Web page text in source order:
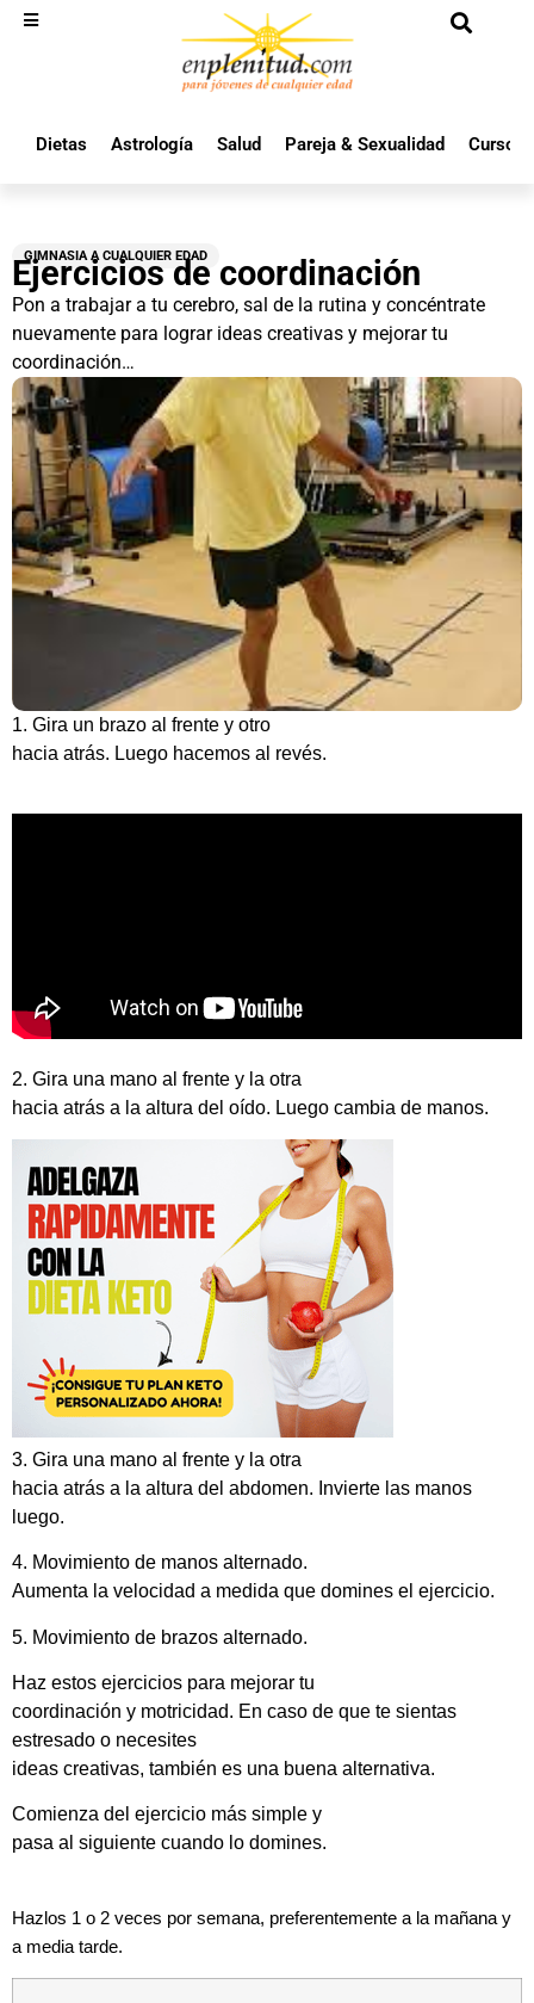
Dietas Astrología Salud Pareja & Sexualidad Cursos
GIMNASIA A CUALQUIER EDAD
Ejercicios de coordinación
Pon a trabajar a tu cerebro, sal de la rutina y concéntrate
nuevamente para lograr ideas creativas y mejorar tu
coordinación…
1. Gira un brazo al frente y otro
hacia atrás. Luego hacemos al revés.
2. Gira una mano al frente y la otra
hacia atrás a la altura del oído. Luego cambia de manos.
3. Gira una mano al frente y la otra
hacia atrás a la altura del abdomen. Invierte las manos
luego.
4. Movimiento de manos alternado.
Aumenta la velocidad a medida que domines el ejercicio.
5. Movimiento de brazos alternado.
Haz estos ejercicios para mejorar tu
coordinación y motricidad. En caso de que te sientas
estresado o necesites
ideas creativas, también es una buena alternativa.
Comienza del ejercicio más simple y
pasa al siguiente cuando lo domines.
Hazlos 1 o 2 veces por semana, preferentemente a la mañana y
a media tarde.